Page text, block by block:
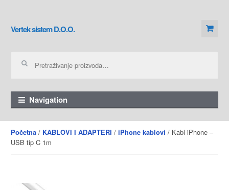
Skip to navigation
Skip to content
Vertek sistem D.O.O.
Navigation
Početna/ KABLOVI I ADAPTERI / iPhone kablovi / Kabl iPhone –
USB tip C 1m